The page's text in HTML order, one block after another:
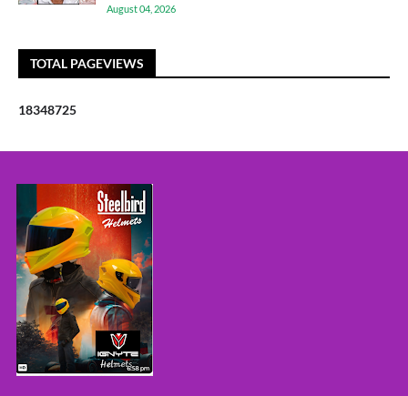
August 04, 2026
TOTAL PAGEVIEWS
18348725